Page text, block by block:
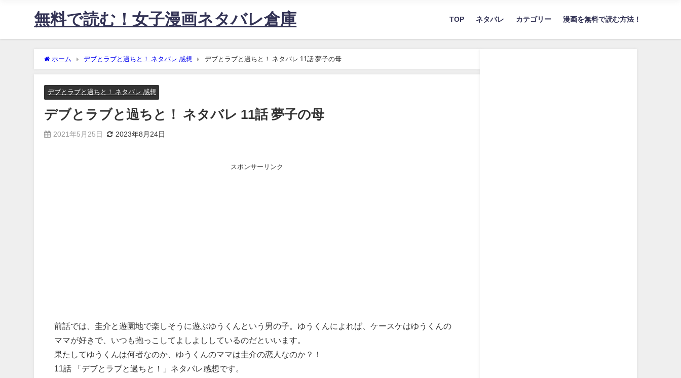
無料で読む！女子漫画ネタバレ倉庫 TOP ネタバレ カテゴリー 漫画を無料で読む方法！
ホーム デブとラブと過ちと！ ネタバレ 感想 デブとラブと過ちと！ ネタバレ 11話 夢子の母
デブとラブと過ちと！ ネタバレ 感想
デブとラブと過ちと！ ネタバレ 11話 夢子の母
2021年5月25日 2023年8月24日
スポンサーリンク
前話では、圭介と遊園地で楽しそうに遊ぶゆうくんという男の子。ゆうくんによれば、ケースケはゆうくんの
ママが好きで、いつも抱っこしてよしよししているのだといいます。
果たしてゆうくんは何者なのか、ゆうくんのママは圭介の恋人なのか？！
11話 「デブとラブと過ちと！」ネタバレ感想です。